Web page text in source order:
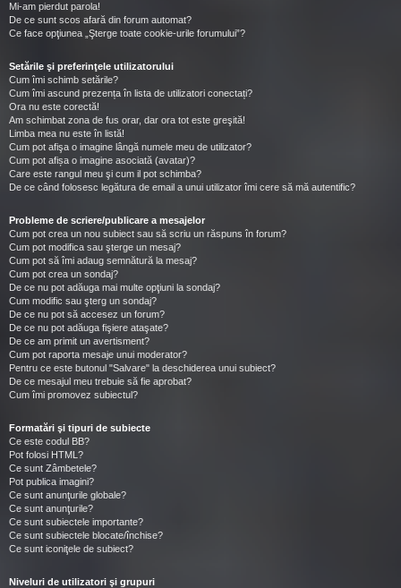
Mi-am pierdut parola!
De ce sunt scos afară din forum automat?
Ce face opţiunea „Şterge toate cookie-urile forumului”?
Setările şi preferinţele utilizatorului
Cum îmi schimb setările?
Cum îmi ascund prezența în lista de utilizatori conectați?
Ora nu este corectă!
Am schimbat zona de fus orar, dar ora tot este greşită!
Limba mea nu este în listă!
Cum pot afişa o imagine lângă numele meu de utilizator?
Cum pot afișa o imagine asociată (avatar)?
Care este rangul meu şi cum il pot schimba?
De ce când folosesc legătura de email a unui utilizator îmi cere să mă autentific?
Probleme de scriere/publicare a mesajelor
Cum pot crea un nou subiect sau să scriu un răspuns în forum?
Cum pot modifica sau şterge un mesaj?
Cum pot să îmi adaug semnătură la mesaj?
Cum pot crea un sondaj?
De ce nu pot adăuga mai multe opţiuni la sondaj?
Cum modific sau şterg un sondaj?
De ce nu pot să accesez un forum?
De ce nu pot adăuga fişiere ataşate?
De ce am primit un avertisment?
Cum pot raporta mesaje unui moderator?
Pentru ce este butonul "Salvare" la deschiderea unui subiect?
De ce mesajul meu trebuie să fie aprobat?
Cum îmi promovez subiectul?
Formatări şi tipuri de subiecte
Ce este codul BB?
Pot folosi HTML?
Ce sunt Zâmbetele?
Pot publica imagini?
Ce sunt anunţurile globale?
Ce sunt anunţurile?
Ce sunt subiectele importante?
Ce sunt subiectele blocate/închise?
Ce sunt iconiţele de subiect?
Niveluri de utilizatori şi grupuri